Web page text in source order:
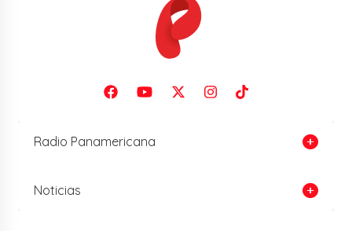
Radio Panamericana
Noticias